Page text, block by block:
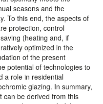
seasons and the
To this end, the aspects of
protection, control
(heating and, if
optimized in the
of the present
potential of technologies to
a role in residential
glazing. In summary,
can be derived from this